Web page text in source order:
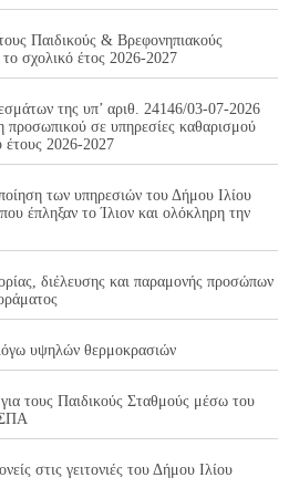
Παιδικούς & Βρεφονηπιακούς
σχολικό έτος 2026-2027
της υπ’ αριθ. 24146/03-07-2026
προσωπικού σε υπηρεσίες καθαρισμού
έτους 2026-2027
των υπηρεσιών του Δήμου Ιλίου
έπληξαν το Ίλιον και ολόκληρη την
διέλευσης και παραμονής προσώπων
υψηλών θερμοκρασιών
τους Παιδικούς Σταθμούς μέσω του
στις γειτονιές του Δήμου Ιλίου